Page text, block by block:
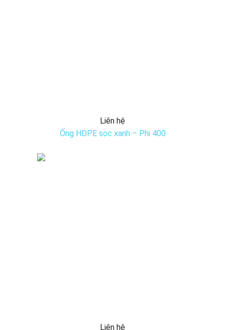
Liên hệ
Ống HDPE sọc xanh – Phi 400
Liên hệ